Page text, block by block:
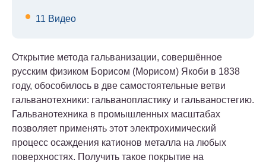
11 Видео
Открытие метода гальванизации, совершённое
русским физиком Борисом (Морисом) Якоби в 1838
году, обособилось в две самостоятельные ветви
гальванотехники: гальванопластику и гальваностегию.
Гальванотехника в промышленных масштабах
позволяет применять этот электрохимический
процесс осаждения катионов металла на любых
поверхностях. Получить такое покрытие на